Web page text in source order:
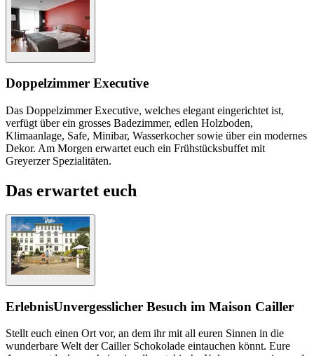
Doppelzimmer Executive
Das Doppelzimmer Executive, welches elegant eingerichtet ist,
verfügt über ein grosses Badezimmer, edlen Holzboden,
Klimaanlage, Safe, Minibar, Wasserkocher sowie über ein modernes
Dekor. Am Morgen erwartet euch ein Frühstücksbuffet mit
Greyerzer Spezialitäten.
Das erwartet euch
ErlebnisUnvergesslicher Besuch im Maison Cailler
Stellt euch einen Ort vor, an dem ihr mit all euren Sinnen in die
wunderbare Welt der Cailler Schokolade eintauchen könnt. Eure